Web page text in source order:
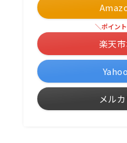
＼ポイン
楽天
メル